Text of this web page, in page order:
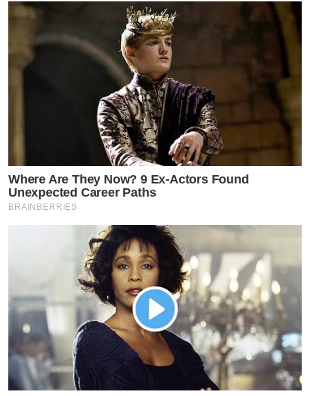
Where Are They Now? 9 Ex-Actors Found
Unexpected Career Paths
BRAINBERRIES